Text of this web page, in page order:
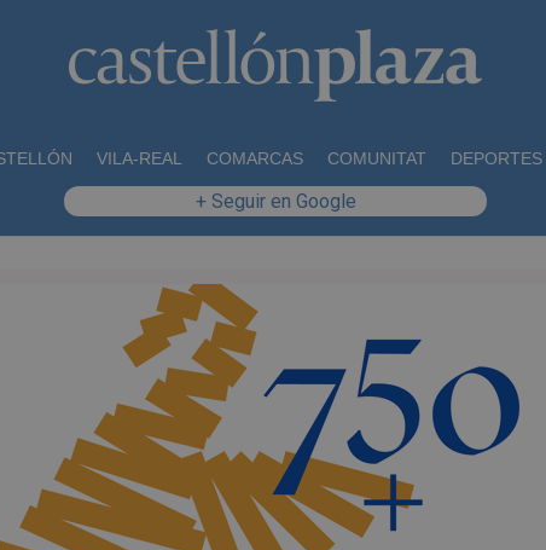
VILA-REAL COMARCAS COMUNITAT DEPORTES
+ Seguir en Google